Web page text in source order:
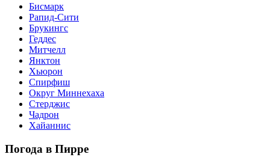
Бисмарк
Рапид-Сити
Брукингс
Геддес
Митчелл
Янктон
Хьюрон
Спирфиш
Округ Миннехаха
Стерджис
Чадрон
Хайаннис
Погода в Пирре